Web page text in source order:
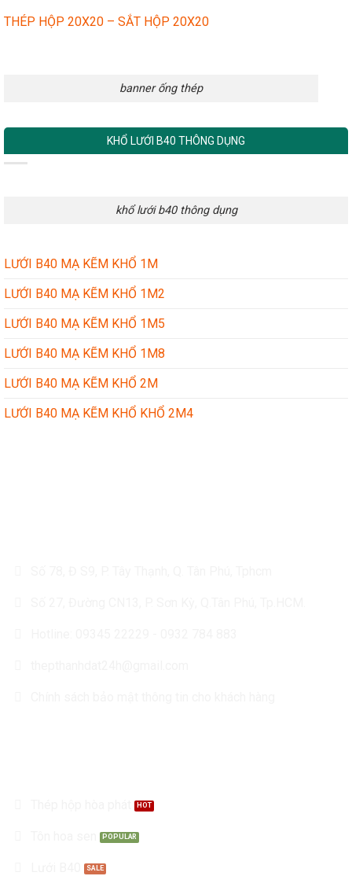
THÉP HỘP 20X20 – SẮT HỘP 20X20
banner ống thép
KHỔ LƯỚI B40 THÔNG DỤNG
khổ lưới b40 thông dụng
LƯỚI B40 MẠ KẼM KHỔ 1M
LƯỚI B40 MẠ KẼM KHỔ 1M2
LƯỚI B40 MẠ KẼM KHỔ 1M5
LƯỚI B40 MẠ KẼM KHỔ 1M8
LƯỚI B40 MẠ KẼM KHỔ 2M
LƯỚI B40 MẠ KẼM KHỔ KHỔ 2M4